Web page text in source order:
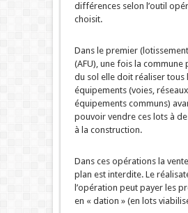
différences selon l’outil
choisit.
Dans le premier
(AFU), une fois la
du sol elle doit réaliser tous
équipements (voies, réseaux
équipements communs)
pouvoir vendre ces lots à
à la construction.
Dans ces opérations la
plan est interdite. Le
l’opération peut payer les
en « dation » (en lots